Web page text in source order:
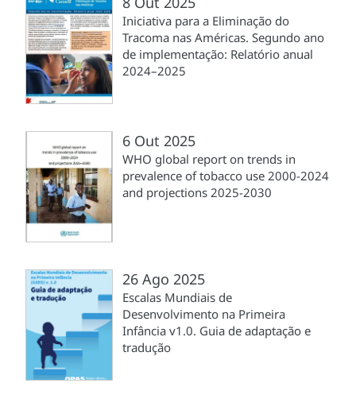
Iniciativa para a Eliminação do
Tracoma nas Américas. Segundo ano
de implementação: Relatório anual
2024–2025
6 Out 2025
WHO global report on trends in
prevalence of tobacco use 2000-2024
and projections 2025-2030
26 Ago 2025
Escalas Mundiais de
Desenvolvimento na Primeira
Infância v1.0. Guia de adaptação e
tradução